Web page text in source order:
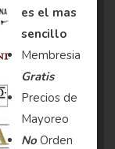
es el mas
sencillo
Membresia
Gratis
Precios de
Mayoreo
No Orden